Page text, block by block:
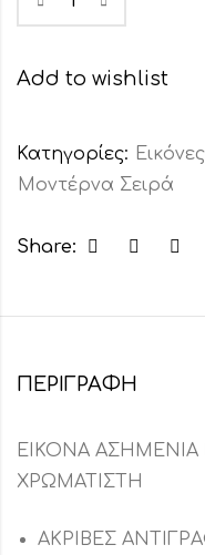
Add to wishlist
Κατηγορίες: Εικόνες
Μοντέρνα Σειρά
Share:
ΠΕΡΙΓΡΑΦΉ
ΕΙΚΟΝΑ
ΧΡΩΜΑΤΙΣΤΗ
ΑΚΡΙΒΕΣ